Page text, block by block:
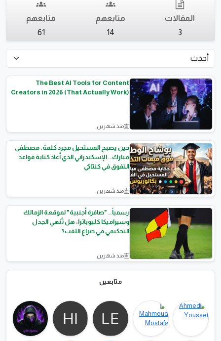
المقالات
3
متابعهم
14
متابعهم
61
متابعين
مقالات تقنية
The Best AI Tools for Content
Creators in 2026 (That Actually Work)
منذ شهرين
قصص النجاح
حين يصبح المستحيل مجرد كلمة: مصطفى
مبارك.. الإسكندراني الذي أعاد كتابة قواعد
التفوق في كنتاكي
منذ شهرين
أخبار الرياضة
رسمياً.. "صافرة أجنبية" لموقعة الزمالك
وسيراميكا كليوباترا: هل تُنهي الجدل
التحكيمي في صراع اللقب؟
منذ شهرين